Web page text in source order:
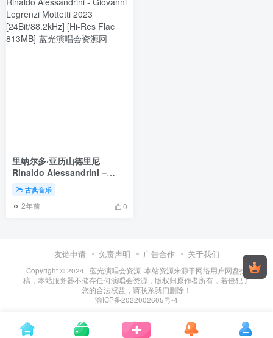
里纳尔多·亚历山德里尼
Rinaldo Alessandrini –
Giovanni Legrenzi Mottetti
2023 [24Bit/88.2kHz] [Hi-
Res Flac 813MB]
古典音乐
2年前 0
友链申请 免责声明 广告合作 关于我们
Copyright © 2024 · 蓝光演唱会资源 ·本站资源来源于网络用户网盘投
稿，本站服务器不储存任何演唱会资源，版权归原作者所有，若侵犯了
您的合法权益，请联系我们删除！
渝ICP备2022002605号-4